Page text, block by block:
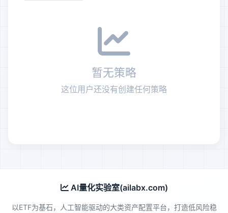
暂无策略
这位用户还没有创建任何策略
AI量化实验室(ailabx.com)
以ETF为基石，人工智能驱动的大类资产配置平台，打造低风险稳